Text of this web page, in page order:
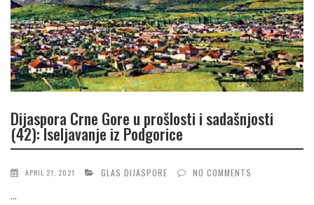
Dijaspora Crne Gore u prošlosti i sadašnjosti
(42): Iseljavanje iz Podgorice
APRIL 21, 2021 GLAS DIJASPORE NO COMMENTS
...